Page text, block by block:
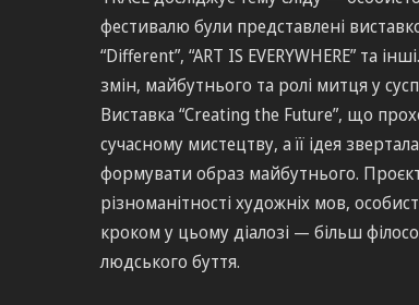
фестивалю були представлені
“Different”, “ART IS EVERYWHERE” та
змін, майбутнього та ролі митця у
Виставка “Creating the Future”, що
сучасному мистецтву, а її ідея
формувати образ майбутнього.
різноманітності художніх мов,
кроком у цьому діалозі — більш
людського буття.